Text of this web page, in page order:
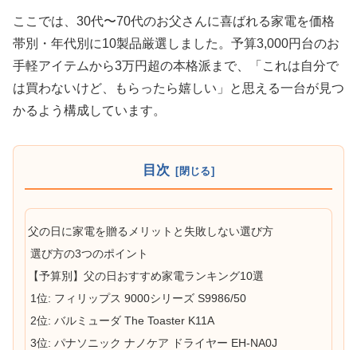
ここでは、30代〜70代のお父さんに喜ばれる家電を価格
帯別・年代別に10製品厳選しました。予算3,000円台のお
手軽アイテムから3万円超の本格派まで、「これは自分で
は買わないけど、もらったら嬉しい」と思える一台が見つ
かるよう構成しています。
目次
父の日に家電を贈るメリットと失敗しない選び方
選び方の3つのポイント
【予算別】父の日おすすめ家電ランキング10選
1位: フィリップス 9000シリーズ S9986/50
2位: バルミューダ The Toaster K11A
3位: パナソニック ナノケア ドライヤー EH-NA0J